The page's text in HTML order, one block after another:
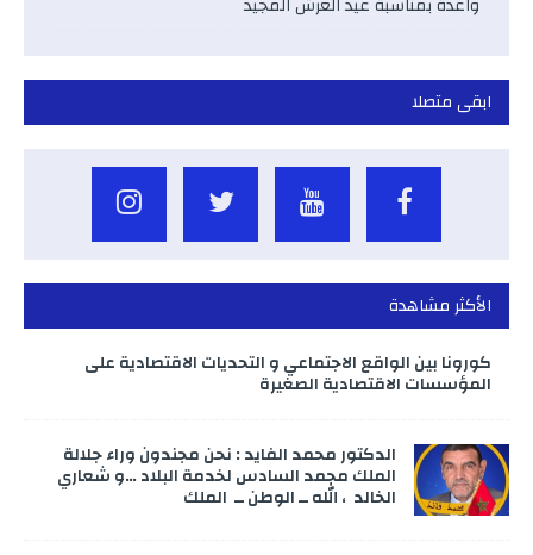
ابقى متصلا
الأكثر مشاهدة
كورونا بين الواقع الاجتماعي و التحديات الاقتصادية على
المؤسسات الاقتصادية الصغيرة
الدكتور محمد الفايد : نحن مجندون وراء جلالة
الملك محمد السادس لخدمة البلاد …و شعاري
الخالد ، الله ــ الوطن ــ الملك